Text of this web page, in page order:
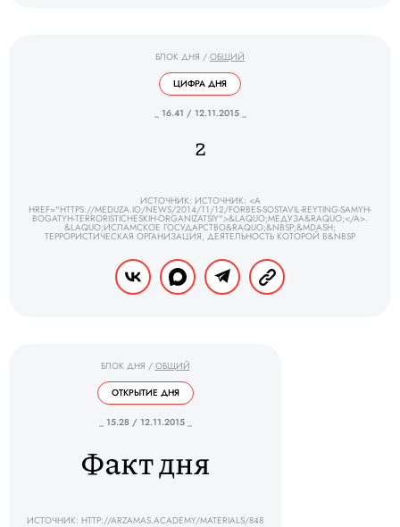
БЛОК ДНЯ / ОБЩИЙ
ЦИФРА ДНЯ
_ 16.41 / 12.11.2015 _
2
ИСТОЧНИК: ИСТОЧНИК: <A
HREF="HTTPS://MEDUZA.IO/NEWS/2014/11/12/FORBES-SOSTAVIL-REYTING-SAMYH-
BOGATYH-TERRORISTICHESKIH-ORGANIZATSIY">&LAQUO;МЕДУЗА&RAQUO;</A>.
&LAQUO;ИСЛАМСКОЕ ГОСУДАРСТВО&RAQUO;&NBSP;&MDASH;
ТЕРРОРИСТИЧЕСКАЯ ОРГАНИЗАЦИЯ, ДЕЯТЕЛЬНОСТЬ КОТОРОЙ В&NBSP
БЛОК ДНЯ / ОБЩИЙ
ОТКРЫТИЕ ДНЯ
_ 15.28 / 12.11.2015 _
Факт дня
ИСТОЧНИК: HTTP://ARZAMAS.ACADEMY/MATERIALS/848